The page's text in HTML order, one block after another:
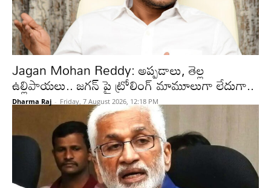
Jagan Mohan Reddy: అప్పడాలు, తెల్ల
ఉల్లిపాయలు.. జగన్ పై ట్రోలింగ్ మామూలుగా లేదుగా..
Dharma Raj - Friday, 7 August 2026, 12:18 PM